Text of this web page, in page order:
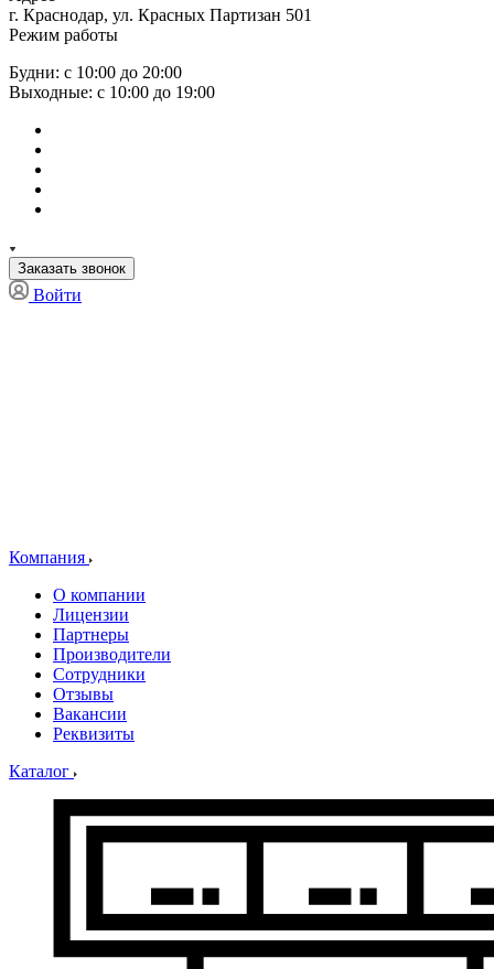
г. Краснодар, ул. Красных Партизан 501
Режим работы
Будни: с 10:00 до 20:00
Выходные: с 10:00 до 19:00
Заказать звонок
Войти
Компания
О компании
Лицензии
Партнеры
Производители
Сотрудники
Отзывы
Вакансии
Реквизиты
Каталог